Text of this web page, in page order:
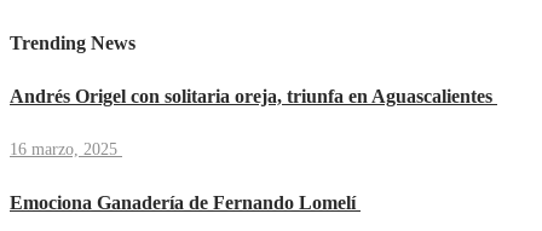
Trending News
Andrés Origel con solitaria oreja, triunfa en Aguascalientes
16 marzo, 2025
Emociona Ganadería de Fernando Lomelí